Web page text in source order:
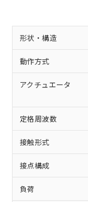
形状・構造
動作方式
アクチュエータ
定格周波数
接触形式
接点構成
負荷